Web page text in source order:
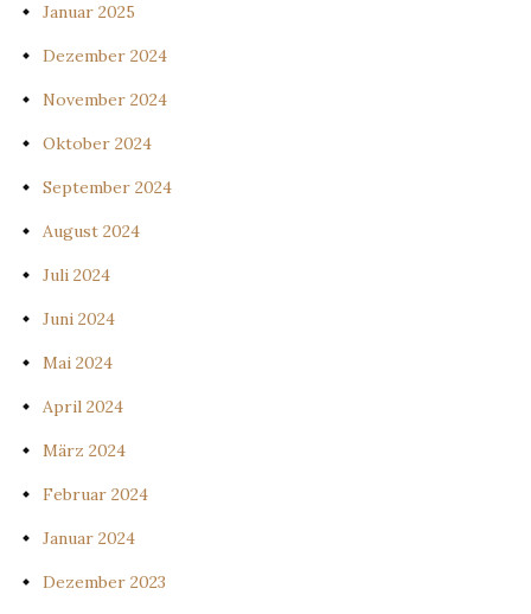
Januar 2025
Dezember 2024
November 2024
Oktober 2024
September 2024
August 2024
Juli 2024
Juni 2024
Mai 2024
April 2024
März 2024
Februar 2024
Januar 2024
Dezember 2023